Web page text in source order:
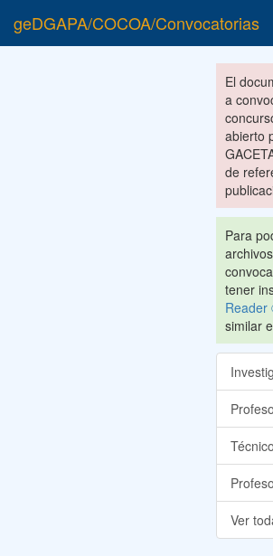
geDGAPA/COCOA/Convocatorias
El
a
abierto
de
Para
tener
Reader
similar
Ver